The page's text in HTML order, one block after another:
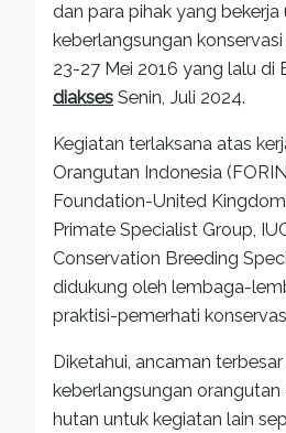
dan para pihak yang
keberlangsungan
23-27 Mei 2016 yang lalu di
diakses Senin, Juli 2024.
Kegiatan terlaksana atas
Orangutan Indonesia
Foundation-United
Primate Specialist Group,
Conservation Breeding
didukung oleh lembaga-
praktisi-pemerhati
Diketahui, ancaman
keberlangsungan orangutan
hutan untuk kegiatan lain